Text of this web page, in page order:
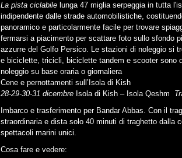
La pista ciclabile lunga 47 miglia serpeggia in tutta
indipendente dalle strade automobilistiche,
panoramico e particolarmente facile per trovare
fermarsi a piacimento per scattare foto sullo sfondo
azzurre del Golfo Persico. Le stazioni di noleggio si
e biciclette, tricicli, biciclette tandem e scooter sono
noleggio su base oraria o giornaliera
Cene e pernottamenti sull’Isola di Kish
28-29-30-31 dicembre Isola di Kish – Isola Qeshm
Imbarco e trasferimento per Bandar Abbas. Con il
straordinaria e dista solo 40 minuti di traghetto dalla
spettacoli marini unici.
Cosa fare e vedere: